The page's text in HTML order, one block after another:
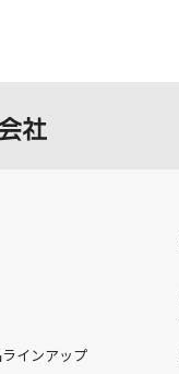
インアップ